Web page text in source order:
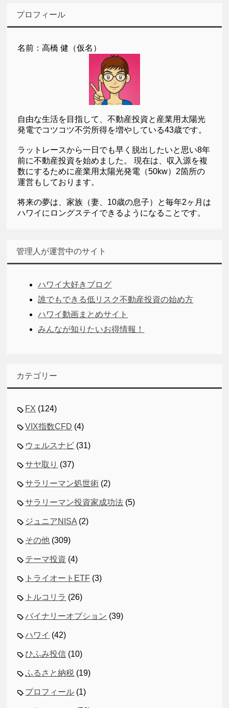
プロフィール
名前：高橋 健（仮名）
自由な生活を目指して、不動産投資と産業用太陽光
発電でコツコツ不労所得を増やしている43歳です。
ラットレースから一日でも早く脱出したいと思い8年
前に不動産投資を始めました。 現在は、収入源を複
数にするために産業用太陽光発電（50kw）2箇所の
運営もしております。
将来の夢は、家族（妻、10歳の息子）と毎年2ヶ月は
ハワイにロングステイできるようになることです。
管理人が運営中のサイト
ハワイ大好きブログ
誰でもできる低リスク不動産投資の始め方
ハワイ動画まとめサイト
みんなが知りたいお得情報！
カテゴリー
FX (124)
VIX指数CFD (4)
ウェルスナビ (31)
サヤ取り (37)
サラリーマン処世術 (2)
サラリーマン投資家成功法 (5)
ジュニアNISA (2)
その他 (309)
テーマ投資 (4)
トライオートETF (3)
トルコリラ (26)
バイナリーオプション (39)
ハワイ (42)
ひふみ投信 (10)
ふるさと納税 (19)
プロフィール (1)